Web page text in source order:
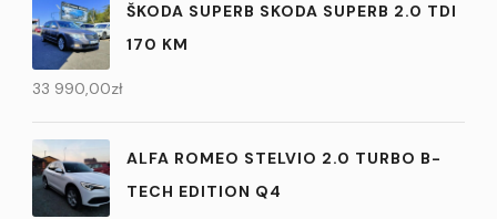
ŠKODA SUPERB SKODA SUPERB 2.0 TDI
170 KM
33 990,00zł
ALFA ROMEO STELVIO 2.0 TURBO B-
TECH EDITION Q4